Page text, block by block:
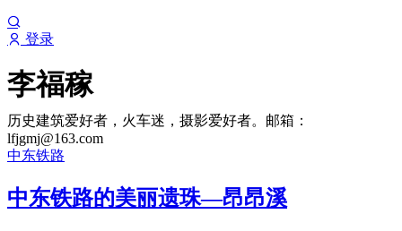
登录
李福稼
历史建筑爱好者，火车迷，摄影爱好者。邮箱：
lfjgmj@163.com
中东铁路
中东铁路的美丽遗珠—昂昂溪